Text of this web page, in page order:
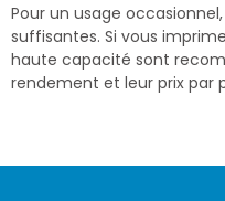
Pour un usage
suffisantes. Si vous
haute capacité sont
rendement et leur prix par